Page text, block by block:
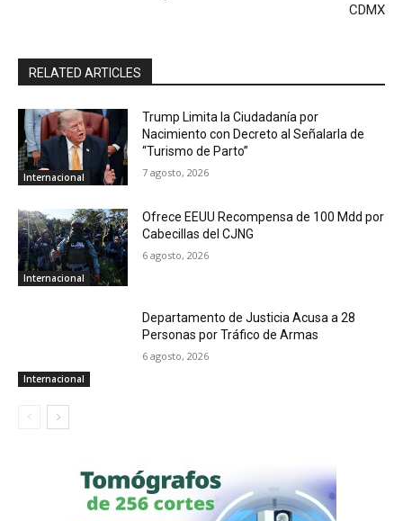
CDMX
RELATED ARTICLES
Internacional
Trump Limita la Ciudadanía por
Nacimiento con Decreto al Señalarla de
“Turismo de Parto”
7 agosto, 2026
Internacional
Ofrece EEUU Recompensa de 100 Mdd por
Cabecillas del CJNG
6 agosto, 2026
Internacional
Departamento de Justicia Acusa a 28
Personas por Tráfico de Armas
6 agosto, 2026